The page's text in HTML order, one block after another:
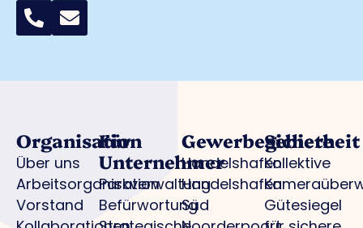
Organisation
Über uns
Arbeitsorganisation
Vorstand
Für
Unternehmer
Parkverwaltung
Befürwortung
Gewerbegebiete
Handelshafen
Handelshafen
Süd
Sicherheit
Kollektive
Gütesiegel